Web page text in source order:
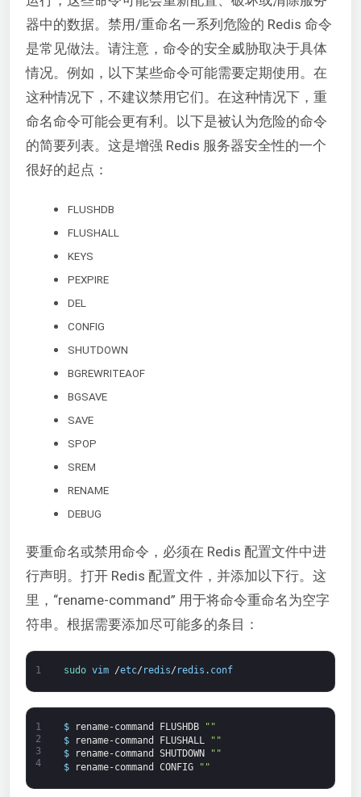
器中的数据。禁用/重命名一系列危险的 Redis 命令
是常见做法。请注意，命令的安全威胁取决于具体
情况。例如，以下某些命令可能需要定期使用。在
这种情况下，不建议禁用它们。在这种情况下，重
命名命令可能会更有利。以下是被认为危险的命令
的简要列表。这是增强 Redis 服务器安全性的一个
很好的起点：
FLUSHDB
FLUSHALL
KEYS
PEXPIRE
DEL
CONFIG
SHUTDOWN
BGREWRITEAOF
BGSAVE
SAVE
SPOP
SREM
RENAME
DEBUG
要重命名或禁用命令，必须在 Redis 配置文件中进
行声明。打开 Redis 配置文件，并添加以下行。这
里，“rename-command” 用于将命令重命名为空字
符串。根据需要添加尽可能多的条目：
1 sudo vim /etc/ redis/ redis . conf
1
2
3
4
$ rename-command FLUSHDB
""
$
rename-command FLUSHALL
""
$
rename-command SHUTDOWN
""
$
rename-command CONFIG ""